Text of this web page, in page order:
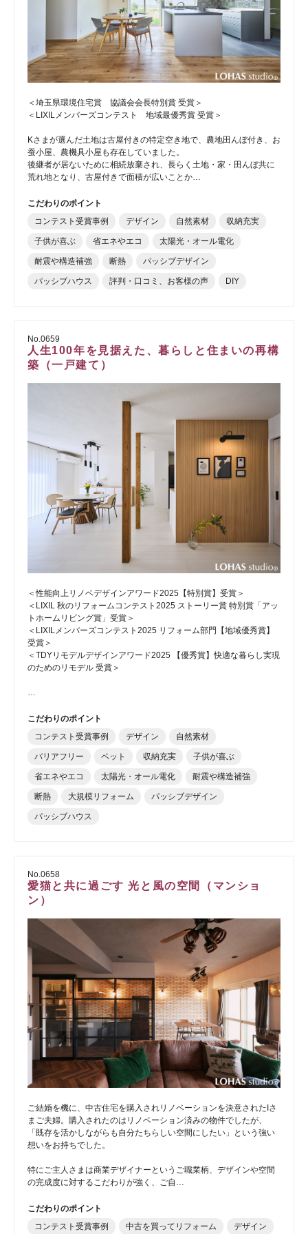
＜埼玉県環境住宅賞 協議会会長特別賞 受賞＞
＜LIXILメンバーズコンテスト 地域最優秀賞 受賞＞
Kさまが選んだ土地は古屋付きの特定空き地で、農地田んぼ付き、お
蚕小屋、農機具小屋も存在していました。
後継者が居ないために相続放棄され、長らく土地・家・田んぼ共に
荒れ地となり、古屋付きで面積が広いことか…
こだわりのポイント
コンテスト受賞事例
デザイン 自然素材 収納充実
子供が喜ぶ 省エネやエコ 太陽光・オール電化
耐震や構造補強 断熱 パッシブデザイン
パッシブハウス 評判・口コミ、お客様の声 DIY
No.0659
人生100年を見据えた、暮らしと住まいの再構
築（一戸建て）
＜性能向上リノベデザインアワード2025【特別賞】受賞＞
＜LIXIL 秋のリフォームコンテスト2025 ストーリー賞 特別賞「アッ
トホームリビング賞」受賞＞
＜LIXILメンバーズコンテスト2025 リフォーム部門【地域優秀賞】
受賞＞
＜TDYリモデルデザインアワード2025 【優秀賞】快適な暮らし実現
のためのリモデル 受賞＞
…
こだわりのポイント
コンテスト受賞事例
デザイン 自然素材
バリアフリー ペット 収納充実 子供が喜ぶ
省エネやエコ 太陽光・オール電化 耐震や構造補強
断熱 大規模リフォーム パッシブデザイン
パッシブハウス
No.0658
愛猫と共に過ごす 光と風の空間（マンショ
ン）
ご結婚を機に、中古住宅を購入されリノベーションを決意されたIさ
まご夫婦。購入されたのはリノベーション済みの物件でしたが、
「既存を活かしながらも自分たちらしい空間にしたい」という強い
想いをお持ちでした。
特にご主人さまは商業デザイナーというご職業柄、デザインや空間
の完成度に対するこだわりが強く、ご自…
こだわりのポイント
コンテスト受賞事例
中古を買ってリフォーム デザイン